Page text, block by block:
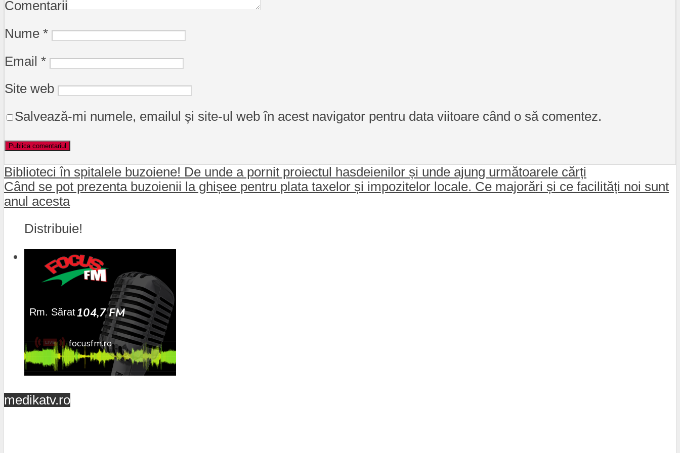
Comentarii
Nume *
Email *
Site web
Salvează-mi numele, emailul și site-ul web în acest navigator pentru data viitoare când o să comentez.
Biblioteci în spitalele buzoiene! De unde a pornit proiectul hasdeienilor și unde ajung următoarele cărți
Când se pot prezenta buzoienii la ghișee pentru plata taxelor și impozitelor locale. Ce majorări și ce facilități noi sunt
anul acesta
Distribuie!
medikatv.ro